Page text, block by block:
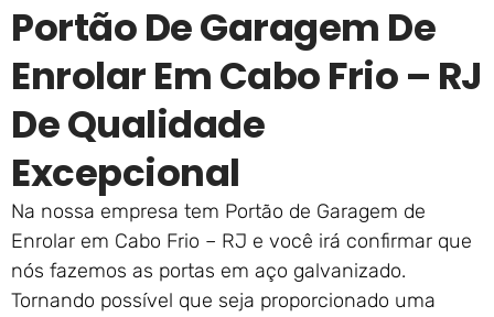
Portão De Garagem De
Enrolar Em Cabo Frio – RJ
De Qualidade
Excepcional
Na nossa empresa tem Portão de Garagem de
Enrolar em Cabo Frio – RJ e você irá confirmar que
nós fazemos as portas em aço galvanizado.
Tornando possível que seja proporcionado uma